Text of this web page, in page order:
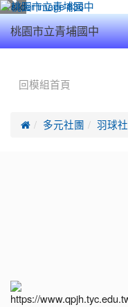
桃園市立青埔國中
回模組首頁
 多元社團 羽球社